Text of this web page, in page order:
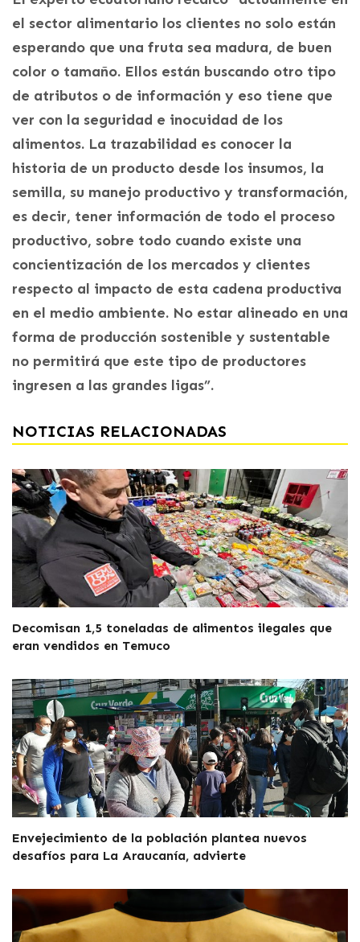
el sector alimentario los clientes no solo están
esperando que una fruta sea madura, de buen
color o tamaño. Ellos están buscando otro tipo
de atributos o de información y eso tiene que
ver con la seguridad e inocuidad de los
alimentos. La trazabilidad es conocer la
historia de un producto desde los insumos, la
semilla, su manejo productivo y transformación,
es decir, tener información de todo el proceso
productivo, sobre todo cuando existe una
concientización de los mercados y clientes
respecto al impacto de esta cadena productiva
en el medio ambiente. No estar alineado en una
forma de producción sostenible y sustentable
no permitirá que este tipo de productores
ingresen a las grandes ligas”.
NOTICIAS RELACIONADAS
Decomisan 1,5 toneladas de alimentos ilegales que
eran vendidos en Temuco
Envejecimiento de la población plantea nuevos
desafíos para La Araucanía, advierte